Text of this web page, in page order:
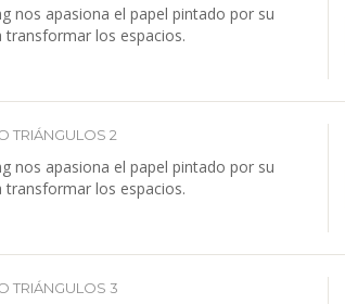
nos apasiona el papel pintado por su
transformar los espacios.
TRIÁNGULOS 2
nos apasiona el papel pintado por su
transformar los espacios.
TRIÁNGULOS 3